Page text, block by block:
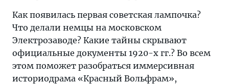
Как появилась первая советская лампочка?
Что делали немцы на московском
Электрозаводе? Какие тайны скрывают
официальные документы 1920-х гг.? Во всем
этом поможет разобраться иммерсивная
историодрама «Красный Вольфрам»,